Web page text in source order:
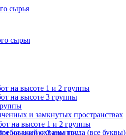
сырья
на высоте 1 и 2 группы
на высоте 3 группы
и замкнутых пространствах
охраны труда (все буквы)
сырья
на высоте 1 и 2 группы
на высоте 3 группы